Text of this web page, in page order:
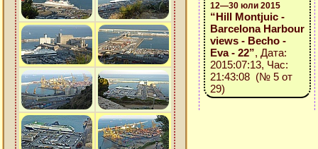
12—30 юли 2015
“Hill Montjuic -
Barcelona Harbour
views - Becho -
Eva - 22”, Дата:
2015:07:13, Час:
21:43:08 (№ 5 от
29)